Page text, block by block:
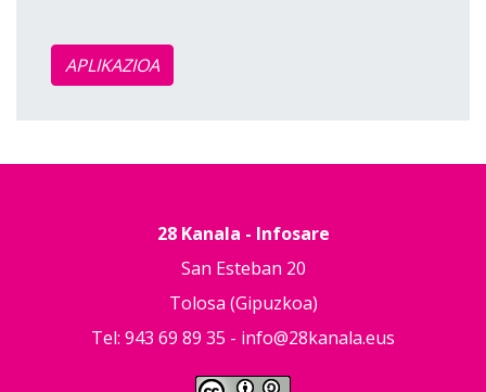
APLIKAZIOA
28 Kanala - Infosare
San Esteban 20
Tolosa (Gipuzkoa)
Tel: 943 69 89 35 - info@28kanala.eus